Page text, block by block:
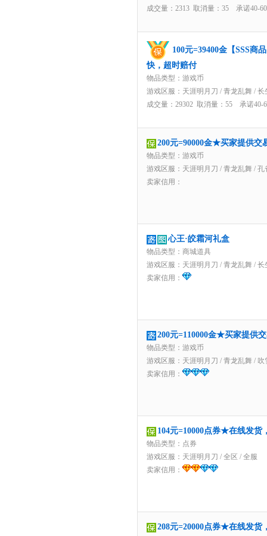
成交量：2313 取消量：35 承诺40-
100元=39400金【SSS商
快，超时赔付
物品类型：游戏币
游戏区服： 天涯明月刀 / 青龙乱舞 / 长
成交量：29302 取消量：55 承诺40-
200元=90000金★买家提供
物品类型：游戏币
游戏区服： 天涯明月刀 / 青龙乱舞 / 孔
卖家信用：
心王·皎霜河礼盒
物品类型：商城道具
游戏区服： 天涯明月刀 / 青龙乱舞 / 长
卖家信用：
200元=110000金★买家提供
物品类型：游戏币
游戏区服： 天涯明月刀 / 青龙乱舞 / 吹
卖家信用：
104元=10000点券★在线发
物品类型：点券
游戏区服： 天涯明月刀 / 全区 / 全服
卖家信用：
208元=20000点券★在线发